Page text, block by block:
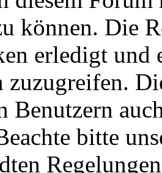
können. Die
erledigt und
zuzugreifen.
Benutzern
bitte